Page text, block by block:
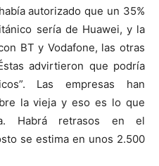
autorizado que un 35%
sería de Huawei, y la
BT y Vodafone, las otras
advirtieron que podría
Las empresas han
la vieja y eso es lo que
Habrá retrasos en el
se estima en unos 2.500